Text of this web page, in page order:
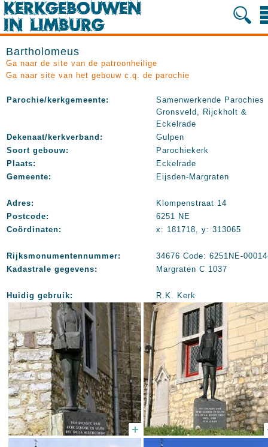
Bartholomeus
Ga naar de site van de patroonheilige
Ga naar site van het gebouw c.q. de parochie
Parochie/kerkgemeente:
Samenwerkende Parochies
Gronsveld, Rijckholt &
Eckelrade
Dekenaat/kerkverband:
Gulpen
Soort gebouw:
Parochiekerk
Plaats:
Eckelrade
Gemeente:
Eijsden-Margraten
Adres:
Klompenstraat 14
Postcode:
6251 NE
Coördinaten:
x: 181718, y: 313065
Rijksmonumentennummer:
34676 Code: 6251NE-
Kadastrale gegevens:
Margraten C 1037
Huidig gebruik: R.K. Kerk